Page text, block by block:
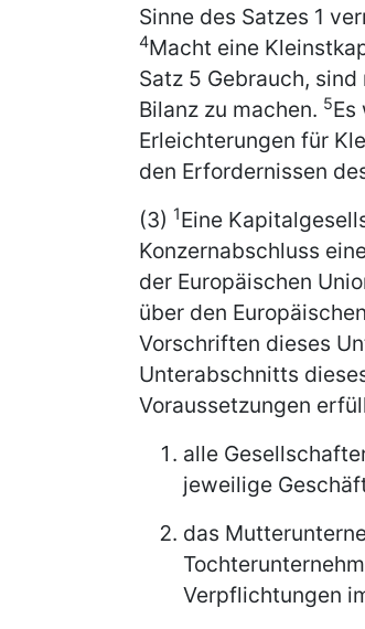
Sinne des Satzes 1
4Macht eine
Satz 5 Gebrauch,
Bilanz zu machen. 5
Erleichterungen für
den Erfordernissen
(3) 1Eine
Konzernabschluss
der Europäischen
über den
Vorschriften dieses
Unterabschnitts
Voraussetzungen
alle
jeweilige
das
Verpflichtungen